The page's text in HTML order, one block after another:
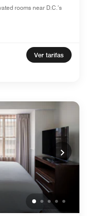
rooms near D.C.’s
Ver tarifas